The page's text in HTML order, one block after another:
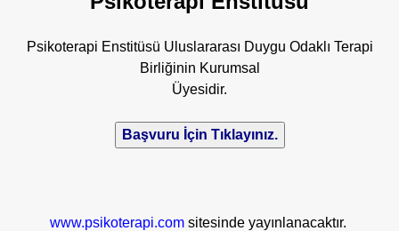
Psikoterapi Enstitüsü Uluslararası Duygu Odaklı Terapi
Birliğinin Kurumsal
Üyesidir.
www.psikoterapi.com sitesinde yayınlanacaktır.